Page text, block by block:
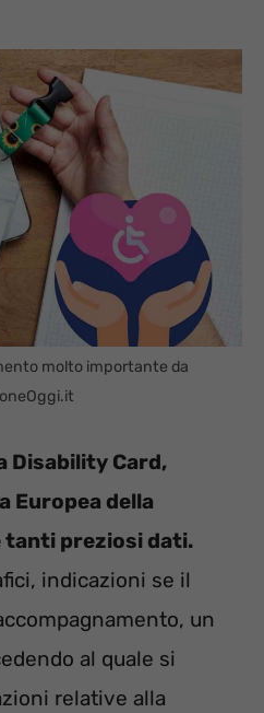
molto importante da
Disability Card,
Europea della
tanti preziosi dati.
indicazioni se il
un
al quale si
relative alla